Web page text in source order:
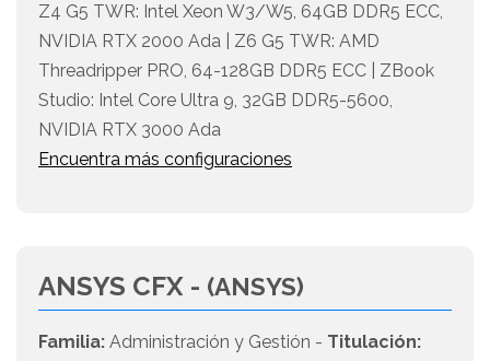
Z4 G5 TWR: Intel Xeon W3/W5, 64GB DDR5 ECC,
NVIDIA RTX 2000 Ada | Z6 G5 TWR: AMD
Threadripper PRO, 64-128GB DDR5 ECC | ZBook
Studio: Intel Core Ultra 9, 32GB DDR5-5600,
NVIDIA RTX 3000 Ada
Encuentra más configuraciones
ANSYS CFX - (ANSYS)
Familia: Administración y Gestión - Titulación: